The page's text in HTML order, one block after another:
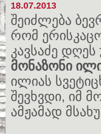
18.07.2013
შეიძლება
რომ
კავსაძე დღეს
მონაზონი
ილიას
შევხვდი, იმ
ამჟამად